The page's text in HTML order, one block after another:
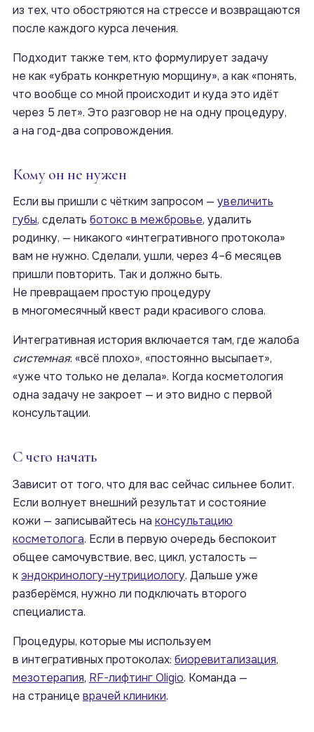
из тех, что обостряются на стрессе и возвращаются
после каждого курса лечения.
Подходит также тем, кто формулирует задачу
не как «убрать конкретную морщину», а как «понять,
что вообще со мной происходит и куда это идёт
через 5 лет». Это разговор не на одну процедуру,
а на год-два сопровождения.
Кому он не нужен
Если вы пришли с чётким запросом — увеличить
губы, сделать ботокс в межбровье, удалить
родинку, — никакого «интегративного протокола»
вам не нужно. Сделали, ушли, через 4–6 месяцев
пришли повторить. Так и должно быть.
Не превращаем простую процедуру
в многомесячный квест ради красивого слова.
Интегративная история включается там, где жалоба
системная: «всё плохо», «постоянно высыпает»,
«уже что только не делала». Когда косметология
одна задачу не закроет — и это видно с первой
консультации.
С чего начать
Зависит от того, что для вас сейчас сильнее болит.
Если волнует внешний результат и состояние
кожи — записывайтесь на консультацию
косметолога. Если в первую очередь беспокоит
общее самочувствие, вес, цикл, усталость —
кэндокринологу-нутрициологу. Дальше уже
разберёмся, нужно ли подключать второго
специалиста.
Процедуры, которые мы используем
в интегративных протоколах: биоревитализация,
мезотерапия, RF-лифтинг Oligio. Команда —
на странице врачей клиники.